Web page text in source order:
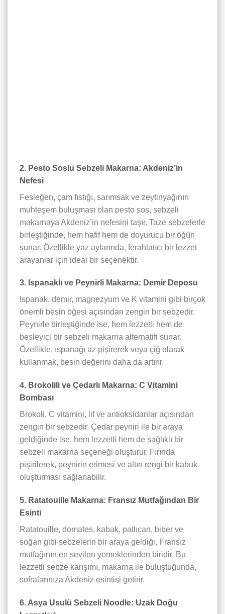
2. Pesto Soslu Sebzeli Makarna: Akdeniz’in
Nefesi
Fesleğen, çam fıstığı, sarımsak ve zeytinyağının
muhteşem buluşması olan pesto sos, sebzeli
makarnaya Akdeniz’in nefesini taşır. Taze sebzelerle
birleştiğinde, hem hafif hem de doyurucu bir öğün
sunar. Özellikle yaz aylarında, ferahlatıcı bir lezzet
arayanlar için ideal bir seçenektir.
3. Ispanaklı ve Peynirli Makarna: Demir Deposu
Ispanak, demir, magnezyum ve K vitamini gibi birçok
önemli besin öğesi açısından zengin bir sebzedir.
Peynirle birleştiğinde ise, hem lezzetli hem de
besleyici bir sebzeli makarna alternatifi sunar.
Özellikle, ıspanağı az pişirerek veya çiğ olarak
kullanmak, besin değerini daha da artırır.
4. Brokolili ve Çedarlı Makarna: C Vitamini
Bombası
Brokoli, C vitamini, lif ve antioksidanlar açısından
zengin bir sebzedir. Çedar peyniri ile bir araya
geldiğinde ise, hem lezzetli hem de sağlıklı bir
sebzeli makarna seçeneği oluşturur. Fırında
pişirilerek, peynirin erimesi ve altın rengi bir kabuk
oluşturması sağlanabilir.
5. Ratatouille Makarna: Fransız Mutfağından Bir
Esinti
Ratatouille, domates, kabak, patlıcan, biber ve
soğan gibi sebzelerin bir araya geldiği, Fransız
mutfağının en sevilen yemeklerinden biridir. Bu
lezzetli sebze karışımı, makarna ile buluştuğunda,
sofralarınıza Akdeniz esintisi getirir.
6. Asya Usulü Sebzeli Noodle: Uzak Doğu